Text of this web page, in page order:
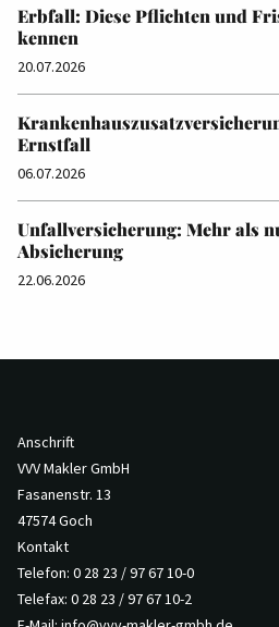
Erbfall: Diese Pflichten und
kennen
20.07.2026
Ernstfall
06.07.2026
Unfallversicherung: Mehr als
Absicherung
22.06.2026
Anschrift
VVV Makler GmbH
Fasanenstr. 13
47574 Goch
Kontakt
Telefon: 0 28 23 / 97 67 10-0
Telefax: 0 28 23 / 97 67 10-2